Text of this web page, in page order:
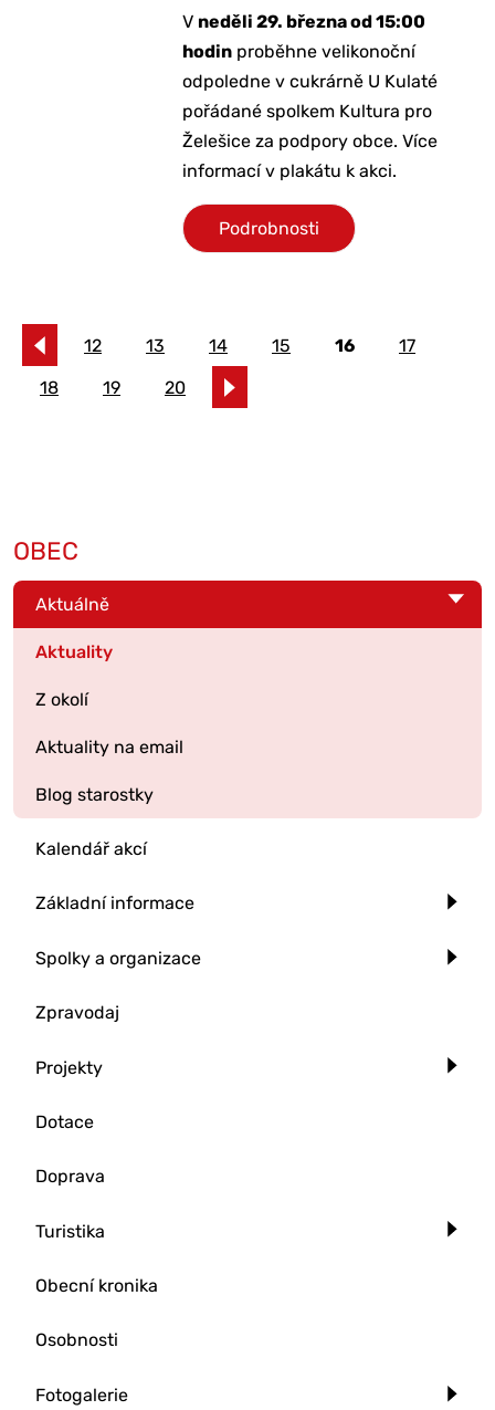
V neděli 29. března od 15:00
hodin proběhne velikonoční
odpoledne v cukrárně U Kulaté
pořádané spolkem Kultura pro
Želešice za podpory obce. Více
informací v plakátu k akci.
Podrobnosti
12 13 14 15 16
17
18
19 20
OBEC
Aktuálně
Aktuality
Z okolí
Aktuality na email
Blog starostky
Kalendář akcí
Základní informace
Spolky a organizace
Zpravodaj
Projekty
Dotace
Doprava
Turistika
Obecní kronika
Osobnosti
Fotogalerie